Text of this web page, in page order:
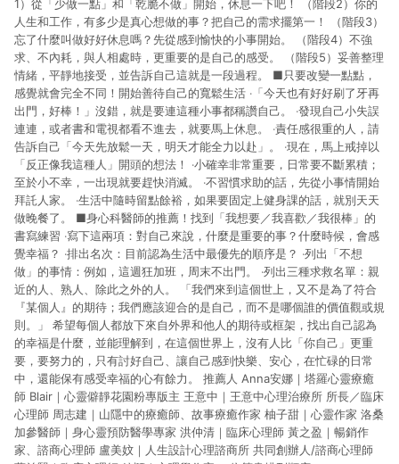
1）從「少做一點」和「乾脆不做」開始，休息一下吧！ （階段2）你的
人生和工作，有多少是真心想做的事？把自己的需求擺第一！ （階段3）
忘了什麼叫做好好休息嗎？先從感到愉快的小事開始。 （階段4）不強
求、不內耗，與人相處時，更重要的是自己的感受。 （階段5）妥善整理
情緒，平靜地接受，並告訴自己這就是一段過程。 ■只要改變一點點，
感覺就會完全不同！開始善待自己的寬鬆生活 ‧「今天也有好好刷了牙再
出門，好棒！」沒錯，就是要連這種小事都稱讚自己。 ‧發現自己小失誤
連連，或者書和電視都看不進去，就要馬上休息。 ‧責任感很重的人，請
告訴自己「今天先放鬆一天，明天才能全力以赴」。 ‧現在，馬上戒掉以
「反正像我這種人」開頭的想法！ ‧小確幸非常重要，日常要不斷累積；
至於小不幸，一出現就要趕快消滅。 ‧不習慣求助的話，先從小事情開始
拜託人家。 ‧生活中隨時留點餘裕，如果要固定上健身課的話，就別天天
做晚餐了。 ■身心科醫師的推薦！找到「我想要／我喜歡／我很棒」的
書寫練習 ‧寫下這兩項：對自己來說，什麼是重要的事？什麼時候，會感
覺幸福？ ‧排出名次：目前認為生活中最優先的順序是？ ‧列出「不想
做」的事情：例如，這週狂加班，周末不出門。 ‧列出三種求救名單：親
近的人、熟人、除此之外的人。 「我們來到這個世上，又不是為了符合
『某個人』的期待；我們應該迎合的是自己，而不是哪個誰的價值觀或規
則。」 希望每個人都放下來自外界和他人的期待或框架，找出自己認為
的幸福是什麼，並能理解到，在這個世界上，沒有人比「你自己」更重
要，要努力的，只有討好自己、讓自己感到快樂、安心，在忙碌的日常
中，還能保有感受幸福的心有餘力。 推薦人 Anna安娜｜塔羅心靈療癒
師 Blair｜心靈僻靜花園粉專版主 王意中｜王意中心理治療所 所長／臨床
心理師 周志建｜山隱中的療癒師、故事療癒作家 柚子甜｜心靈作家 洛桑
加參醫師｜身心靈預防醫學專家 洪仲清｜臨床心理師 黃之盈｜暢銷作
家、諮商心理師 盧美妏｜人生設計心理諮商所 共同創辦人/諮商心理師